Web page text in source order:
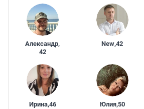
Александр,
42
New,42
Ирина,46 Юлия,50